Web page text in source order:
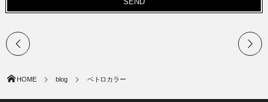
HOME blog ベトロカラー